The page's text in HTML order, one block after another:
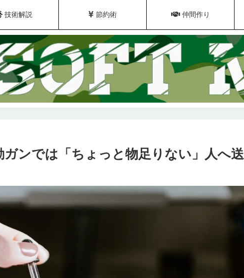
技術解説 節約術 仲間作り
ガンでは「ちょっと物足りない」人へ送